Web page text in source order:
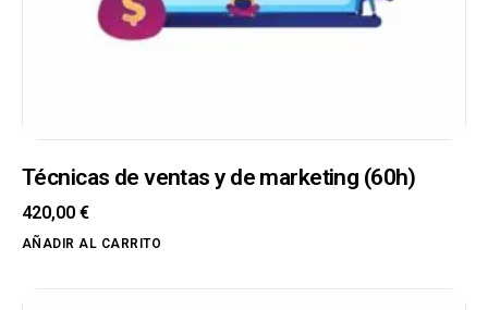
Técnicas de ventas y de marketing (60h)
420,00 €
AÑADIR AL CARRITO